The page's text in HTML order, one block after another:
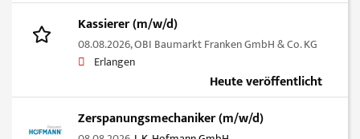
Kassierer (m/w/d)
08.08.2026,OBI Baumarkt Franken GmbH & Co. KG
Erlangen
Heute veröffentlicht
Zerspanungsmechaniker (m/w/d)